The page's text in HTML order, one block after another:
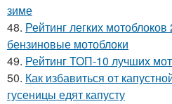
зиме
48. Рейтинг легких
бензиновые мотоблоки
49. Рейтинг ТОП-10 лучших
50. Как избавиться от
гусеницы едят капусту